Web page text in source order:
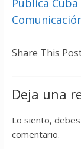
Publica
Share This
Deja una
Lo siento,
comentario.